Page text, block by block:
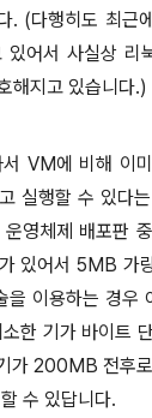
(다행히도 최근
있어서 사실상 리
해지고 있습니다.)
VM에 비해 이
실행할 수 있다
영체제 배포판
있어서 5MB 가
을 이용하는 경우
한 기가 바이트
가 200MB 전후
수 있답니다.